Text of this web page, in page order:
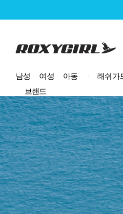
로고
남성 여성 아동 래쉬가
브랜드